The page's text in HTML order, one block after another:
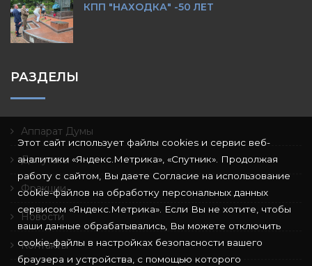
КПП "НАХОДКА" -50 ЛЕТ
РАЗДЕЛЫ
Аппарат Думы
Депутаты
Фракции
Новости
Контакты
Этот сайт использует файлы cookies и сервис веб-
аналитики «Яндекс.Метрика», «Спутник». Продолжая
работу с сайтом, Вы даете Согласие на использование
cookie-файлов на обработку персональных данных
сервисом «Яндекс.Метрика». Если Вы не хотите, чтобы
ваши данные обрабатывались, Вы можете отключить
cookie-файлы в настройках безопасности вашего
браузера и устройства, с помощью которого